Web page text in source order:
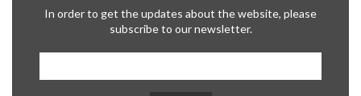
In order to get the updates about the website, please
subscribe to our newsletter.